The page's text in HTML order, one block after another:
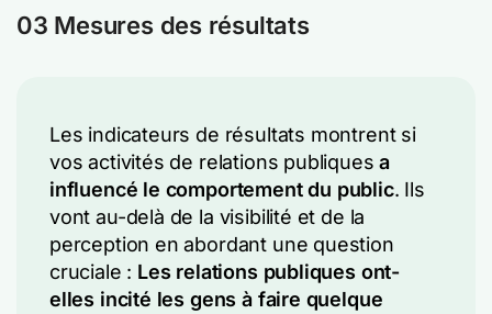
03 Mesures des résultats
Les indicateurs de résultats montrent si
vos activités de relations publiquesa
influencé le comportement du public. Ils
vont au-delà de la visibilité et de la
perception en abordant une question
cruciale : Les relations publiques ont-
elles incité les gens à faire quelque